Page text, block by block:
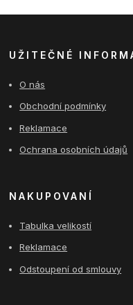
UŽITEČNÉ
O nás
Obchodní podmínky
Reklamace
Ochrana osobních údajů
NAKUPOVANÍ
Tabulka velikostí
Reklamace
Odstoupení od smlouvy